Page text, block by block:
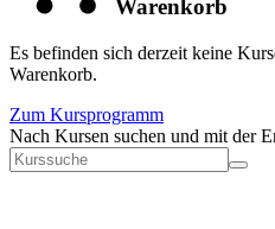
Warenkorb
Es befinden sich derzeit keine
Warenkorb.
Zum Kursprogramm
Nach Kursen suchen und mit der